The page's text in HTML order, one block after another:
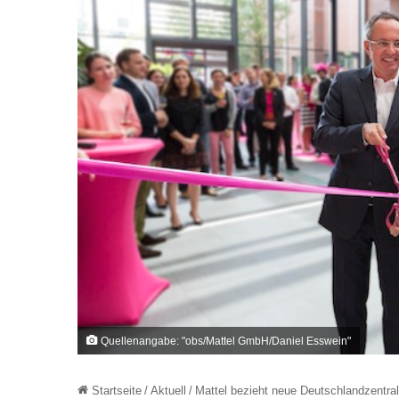
Quellenangabe: "obs/Mattel GmbH/Daniel Esswein"
Startseite / Aktuell / Mattel bezieht neue